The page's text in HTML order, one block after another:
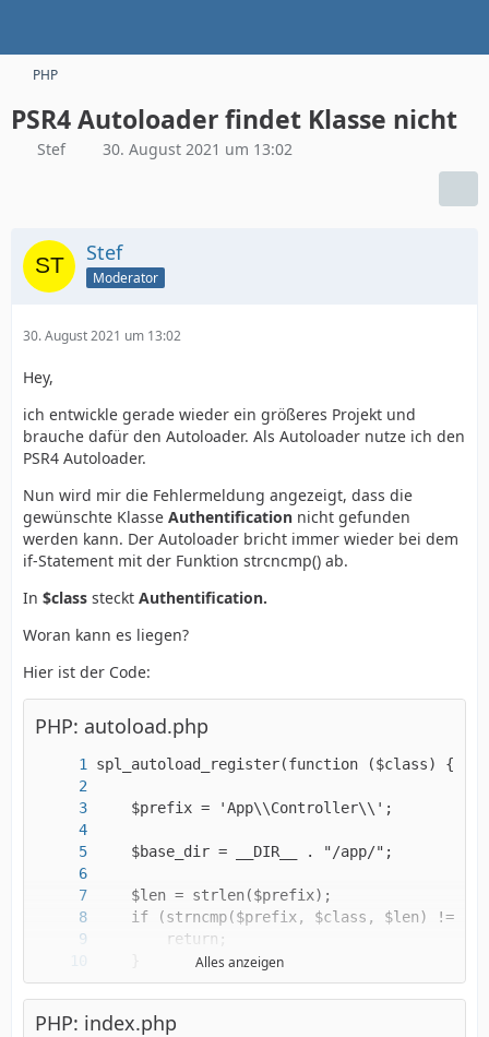
PHP
PSR4 Autoloader findet Klasse nicht
Stef 30. August 2021 um 13:02
Stef
Moderator
30. August 2021 um 13:02
Hey,
ich entwickle gerade wieder ein größeres Projekt und
brauche dafür den Autoloader. Als Autoloader nutze ich den
PSR4 Autoloader.
Nun wird mir die Fehlermeldung angezeigt, dass die
gewünschte Klasse Authentification nicht gefunden
werden kann. Der Autoloader bricht immer wieder bei dem
if-Statement mit der Funktion strcncmp() ab.
In $class steckt Authentification.
Woran kann es liegen?
Hier ist der Code:
PHP: autoload.php
Alles anzeigen
PHP: index.php